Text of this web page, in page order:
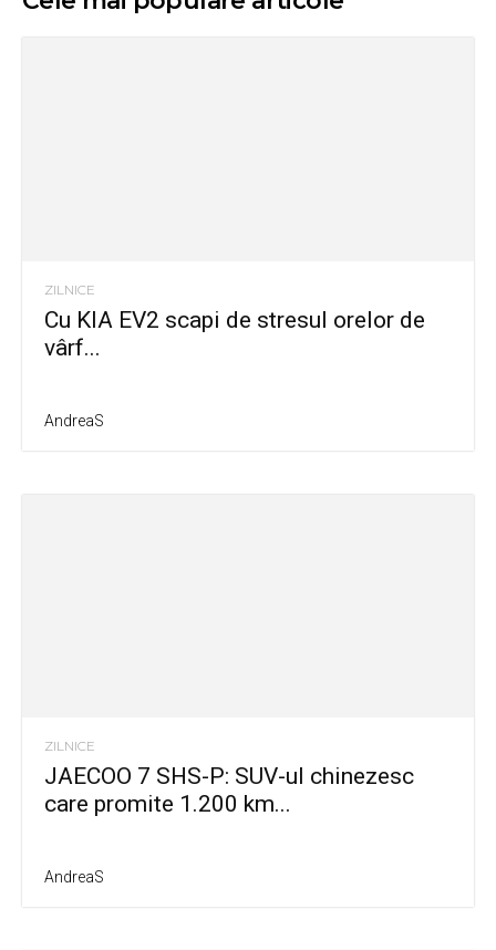
ZILNICE
Cu KIA EV2 scapi de stresul orelor de
vârf...
AndreaS
ZILNICE
JAECOO 7 SHS-P: SUV-ul chinezesc
care promite 1.200 km...
AndreaS